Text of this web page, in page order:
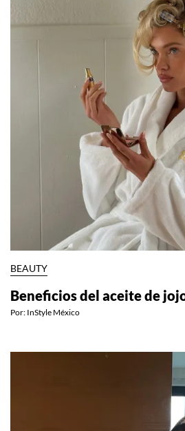
BEAUTY
Beneficios del aceite de
Por: InStyle México